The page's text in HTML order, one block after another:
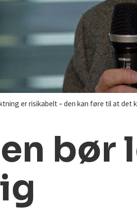
er risikabelt – den kan føre til at
bør